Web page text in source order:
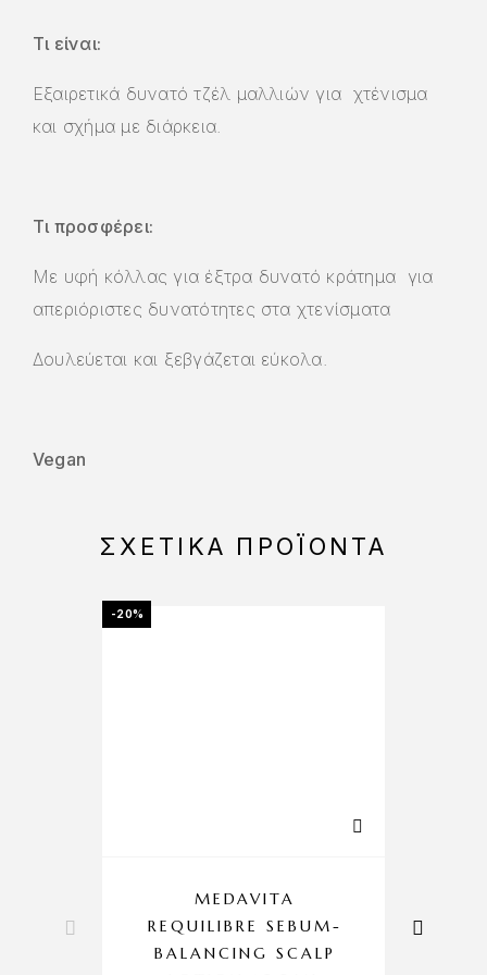
Τι είναι:
Εξαιρετικά δυνατό τζέλ μαλλιών για χτένισμα
και σχήμα με διάρκεια.
Τι προσφέρει:
Με υφή κόλλας για έξτρα δυνατό κράτημα για
απεριόριστες δυνατότητες στα χτενίσματα
Δουλεύεται και ξεβγάζεται εύκολα.
Vegan
ΣΧΕΤΙΚΆ ΠΡΟΪΌΝΤΑ
-20%
MEDAVITA
REQUILIBRE SEBUM-
BALANCING SCALP